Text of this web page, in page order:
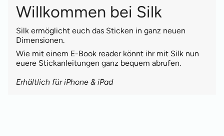
Willkommen bei Silk
Silk ermöglicht euch das Sticken in ganz neuen
Dimensionen.
Wie mit einem E-Book reader könnt ihr mit Silk nun
euere Stickanleitungen ganz bequem abrufen.
Erhältlich für iPhone & iPad